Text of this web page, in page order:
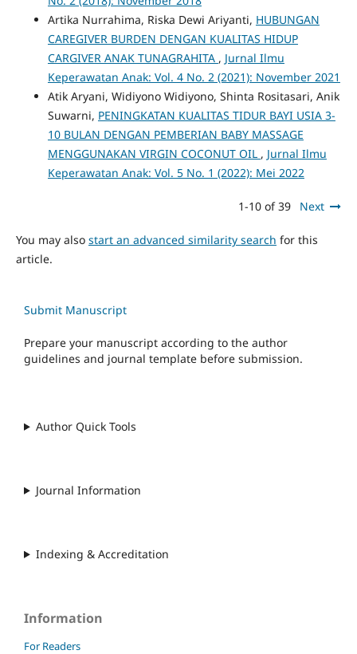
Artika Nurrahima, Riska Dewi Ariyanti, HUBUNGAN
CAREGIVER BURDEN DENGAN KUALITAS HIDUP
CARGIVER ANAK TUNAGRAHITA , Jurnal Ilmu
Keperawatan Anak: Vol. 4 No. 2 (2021): November 2021
Atik Aryani, Widiyono Widiyono, Shinta Rositasari, Anik
Suwarni, PENINGKATAN KUALITAS TIDUR BAYI USIA 3-
10 BULAN DENGAN PEMBERIAN BABY MASSAGE
MENGGUNAKAN VIRGIN COCONUT OIL , Jurnal Ilmu
Keperawatan Anak: Vol. 5 No. 1 (2022): Mei 2022
1-10 of 39 Next
You may also start an advanced similarity search for this
article.
Submit Manuscript
Prepare your manuscript according to the author
guidelines and journal template before submission.
Author Quick Tools
Journal Information
Indexing & Accreditation
Information
For Readers